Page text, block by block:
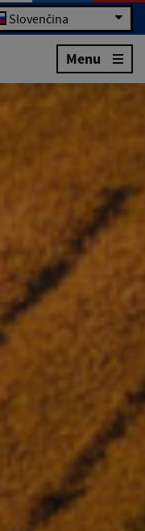
Slovenčina
Menu